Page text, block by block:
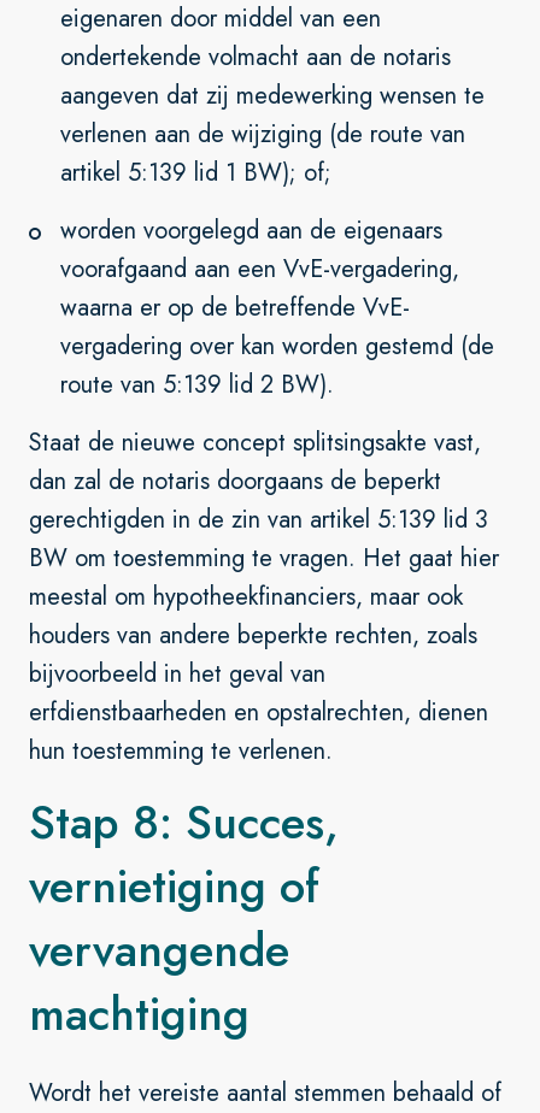
eigenaren door middel van een
ondertekende volmacht aan de notaris
aangeven dat zij medewerking wensen te
verlenen aan de wijziging (de route van
artikel 5:139 lid 1 BW); of;
worden voorgelegd aan de eigenaars
voorafgaand aan een VvE-vergadering,
waarna er op de betreffende VvE-
vergadering over kan worden gestemd (de
route van 5:139 lid 2 BW).
Staat de nieuwe concept splitsingsakte vast,
dan zal de notaris doorgaans de beperkt
gerechtigden in de zin van artikel 5:139 lid 3
BW om toestemming te vragen. Het gaat hier
meestal om hypotheekfinanciers, maar ook
houders van andere beperkte rechten, zoals
bijvoorbeeld in het geval van
erfdienstbaarheden en opstalrechten, dienen
hun toestemming te verlenen.
Stap 8: Succes,
vernietiging of
vervangende
machtiging
Wordt het vereiste aantal stemmen behaald of